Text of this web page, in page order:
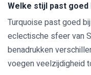
Welke stijl past
Turquoise past goed
eclectische sfeer van
benadrukken
voegen veelzijdigheid